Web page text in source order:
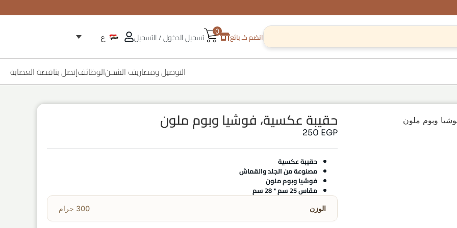
انضم كـ بائع 0 تسجيل الدخول / التسجيل ع
التوصيل ومصاريف الشحنالوظائفإتصل بناقصة العصابة
وبوم ملون حقيبة عكسية، فوشيا وبوم ملون
250 EGP
حقيبة عكسية
مصنوعة من الجلد والقماش
فوشيا وبوم ملون
مقاس 25 سم * 28 سم
الوزن 300 جرام